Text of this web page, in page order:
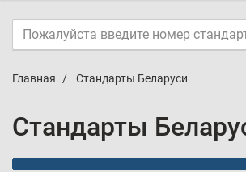
Главная Стандарты Беларуси
Стандарты